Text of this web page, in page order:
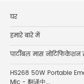
घर
हमारे बारे में
पार्टीबल मास नोटिफिकेशन
HS268 50W Portable